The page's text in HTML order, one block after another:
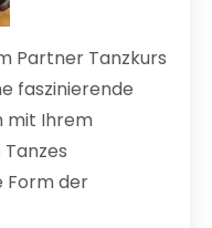
Partner Tanzkurs
faszinierende
mit Ihrem
Form der